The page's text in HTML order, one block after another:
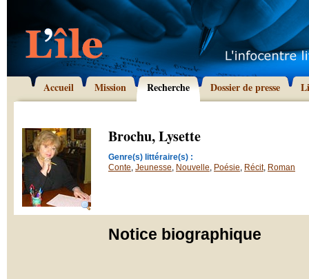
Accueil Mission Recherche Dossier de presse
Brochu, Lysette
Genre(s) littéraire(s) :
Conte, Jeunesse, Nouvelle, Poésie, Récit, Roman
Notice biographique